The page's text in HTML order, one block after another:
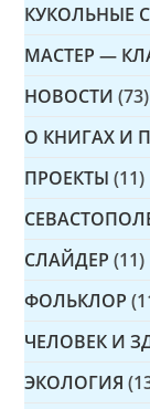
КУКОЛЬНЫЕ
МАСТЕР —
НОВОСТИ (73)
О КНИГАХ И
ПРОЕКТЫ (11)
СЛАЙДЕР (11)
ФОЛЬКЛОР
ЧЕЛОВЕК И
ЭКОЛОГИЯ